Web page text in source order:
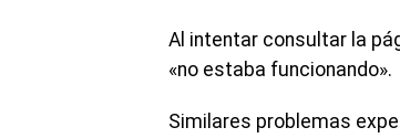
Al intentar consultar la
«no estaba funcionando».
Similares problemas